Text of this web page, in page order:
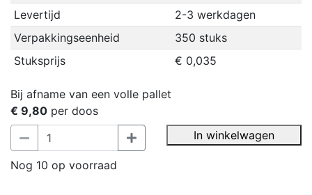
Levertijd
2-3 werkdagen
Verpakkingseenheid
350 stuks
Stuksprijs
€ 0,035
Bij afname van een volle pallet
€ 9,80 per doos
Nog 10 op voorraad
In winkelwagen